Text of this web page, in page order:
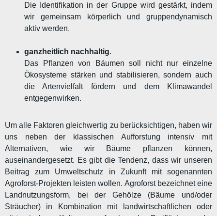
Die Identifikation in der Gruppe wird gestärkt, indem
wir gemeinsam körperlich und gruppendynamisch
aktiv werden.
ganzheitlich nachhaltig.
Das Pflanzen von Bäumen soll nicht nur einzelne
Ökosysteme stärken und stabilisieren, sondern auch
die Artenvielfalt fördern und dem Klimawandel
entgegenwirken.
Um alle Faktoren gleichwertig zu berücksichtigen, haben wir
uns neben der klassischen Aufforstung intensiv mit
Alternativen, wie wir Bäume pflanzen können,
auseinandergesetzt. Es gibt die Tendenz, dass wir unseren
Beitrag zum Umweltschutz in Zukunft mit sogenannten
Agroforst-Projekten leisten wollen. Agroforst bezeichnet eine
Landnutzungsform, bei der Gehölze (Bäume und/oder
Sträucher) in Kombination mit landwirtschaftlichen oder